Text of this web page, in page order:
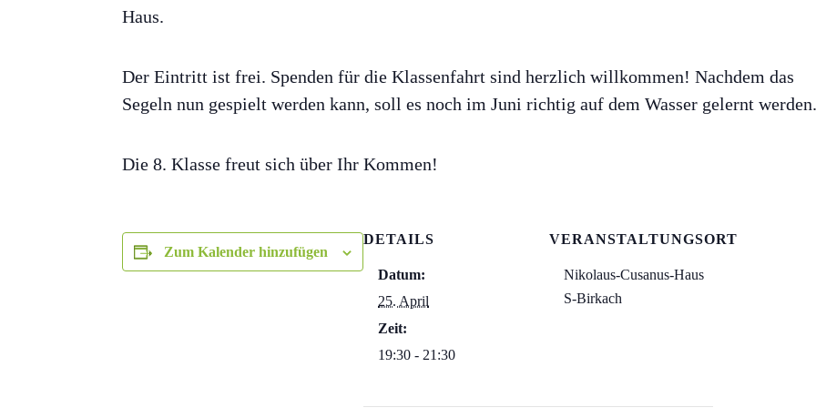
Haus.
Der Eintritt ist frei. Spenden für die Klassenfahrt sind herzlich willkommen! Nachdem das
Segeln nun gespielt werden kann, soll es noch im Juni richtig auf dem Wasser gelernt
Die 8. Klasse freut sich über Ihr Kommen!
Zum Kalender hinzufügen
DETAILS
Datum:
25. April
Zeit:
19:30 - 21:30
VERANSTALTUNGSORT
Nikolaus-Cusanus-Haus
S-Birkach